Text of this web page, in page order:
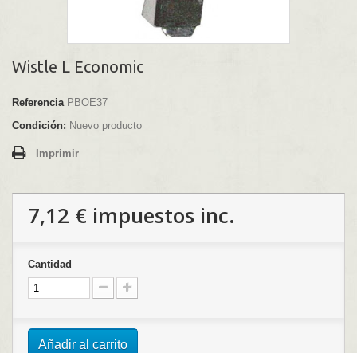
Wistle L Economic
Referencia PBOE37
Condición: Nuevo producto
Imprimir
7,12 € impuestos inc.
Cantidad
Añadir al carrito